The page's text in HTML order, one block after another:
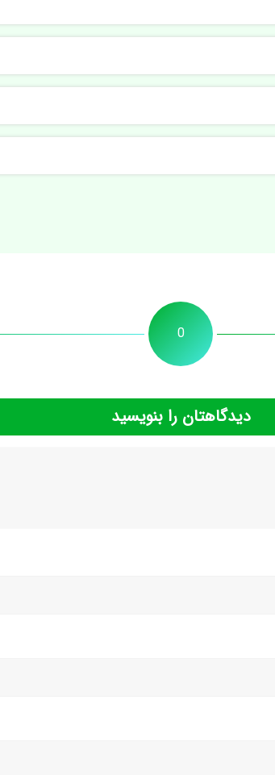
0
دیدگاهتان را بنویسید